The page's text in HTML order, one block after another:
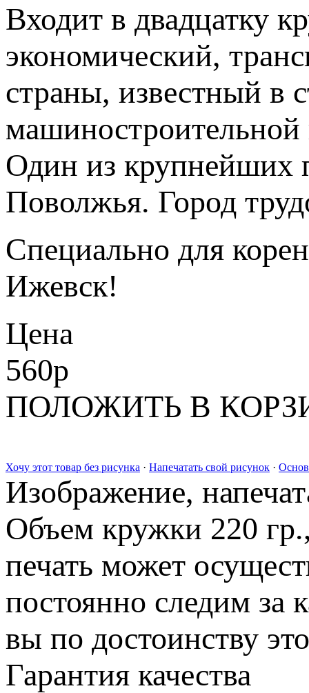
Входит в двадцатку
экономический,
страны, известный в
Один из крупнейших
Поволжья. Город
Специально для
Ижевск!
Цена
560p
ПОЛОЖИТЬ В
Хочу этот товар без рисунка · Напечатать свой рисунок ·
Изображение,
Объем кружки 220
печать может
постоянно следим за
вы по достоинству
Гарантия качества